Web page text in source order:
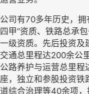
公司有70多年历史，拥
四甲”资质、铁路总承
一级资质。先后投资及
交通总里程达200余公
公路养护与运营总里程
座，独立和参股投资铁
道综合治理等40余项，